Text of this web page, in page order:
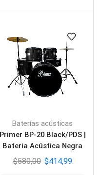
Baterías acústicas
Primer BP-20 Black/PDS |
Bateria Acústica Negra
$580,00 $414,99